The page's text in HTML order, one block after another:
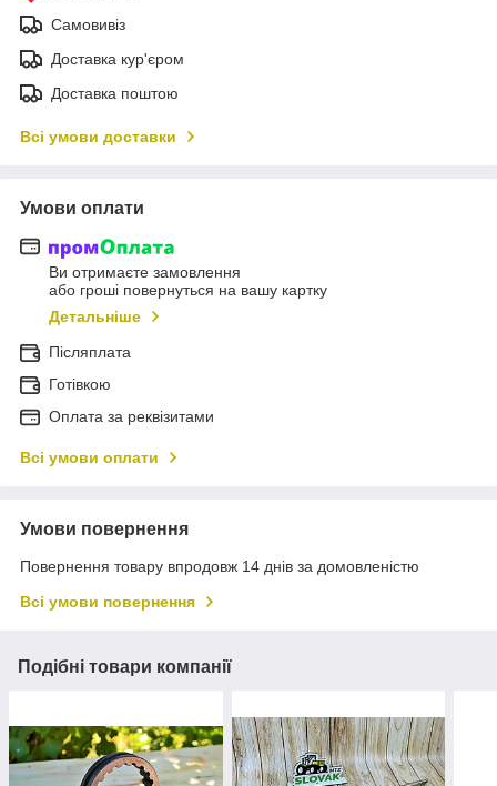
Самовивіз
Доставка кур'єром
Доставка поштою
Всі умови доставки
Умови оплати
Ви отримаєте замовлення
або гроші повернуться на вашу картку
Детальніше
Післяплата
Готівкою
Оплата за реквізитами
Всі умови оплати
Умови повернення
Повернення товару впродовж 14 днів за домовленістю
Всі умови повернення
Подібні товари компанії